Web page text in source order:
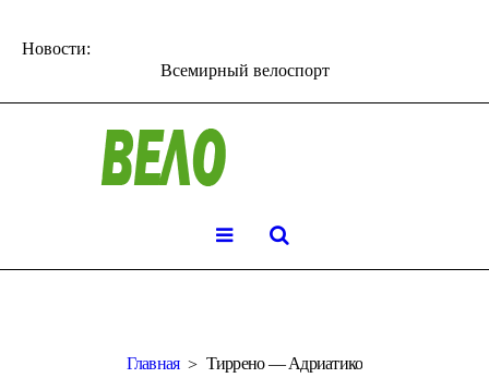
Новости:
Всемирный велоспорт
Главная Тиррено — Адриатико